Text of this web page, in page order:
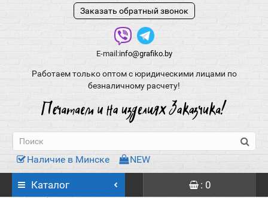
Заказать обратный звонок
E-mail:info@grafiko.by
Работаем только оптом с юридическими лицами по
безналичному расчету!
Наличие в Минске NEW
Каталог : 0